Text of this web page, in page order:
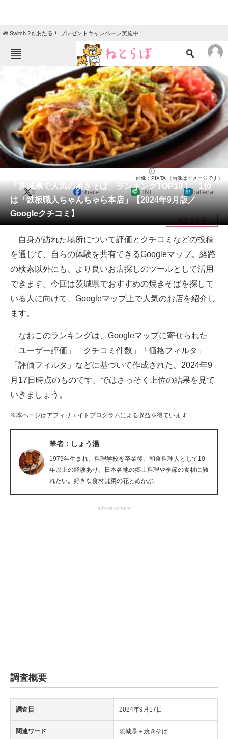
🎁 Switch 2もあたる！ プレゼントキャンペーン実施中！
ねとらぼメニュー
ニュース
エンタメ クイズ
グルメ 地域
住まい 教育・育児
動物
会員記事
メディア
注目記事を集めた総合ページ
ITの今と未来を見通す
スマホと通信の最新トレンド
進化するPCとデバイスの未来
好きが集まる 比べて選べる
ビジネスと働き方のヒント
企業ITのトレンドを詳説
ITエンジニア向け専門サイト
企業向けIT製品の総合サイト
製造業のIT導入・活用を支援
「茨城県で人気の焼きそば」ランキングTOP10！ 1位
は「鉄板職人ちゃんちゃら本店」【2024年9月版／
Googleクチコミ】
画像：PIXTA （画像はイメージです）
X Share LINE hatena
目次を表示
自身が訪れた場所について評価とクチコミなどの投稿
を通じて、自らの体験を共有できるGoogleマップ。経路
の検索以外にも、より良いお店探しのツールとして活用
できます。今回は茨城県でおすすめの焼きそばを探して
いる人に向けて、Googleマップ上で人気のお店を紹介し
ます。
なおこのランキングは、Googleマップに寄せられた
「ユーザー評価」「クチコミ件数」「価格フィルタ」
「評価フィルタ」などに基づいて作成された、2024年9
月17日時点のものです。ではさっそく上位の結果を見て
いきましょう。
※本ページはアフィリエイトプログラムによる収益を得ています
筆者：しょう湯
1979年生まれ。料理学校を卒業後、和食料理人として10
年以上の経験あり。日本各地の郷土料理や季節の食材に触
れたい。好きな食材は菜の花とめかぶ。
advertisement
調査概要
調査日 2024年9月17日
関連ワード 茨城県＋焼きそば